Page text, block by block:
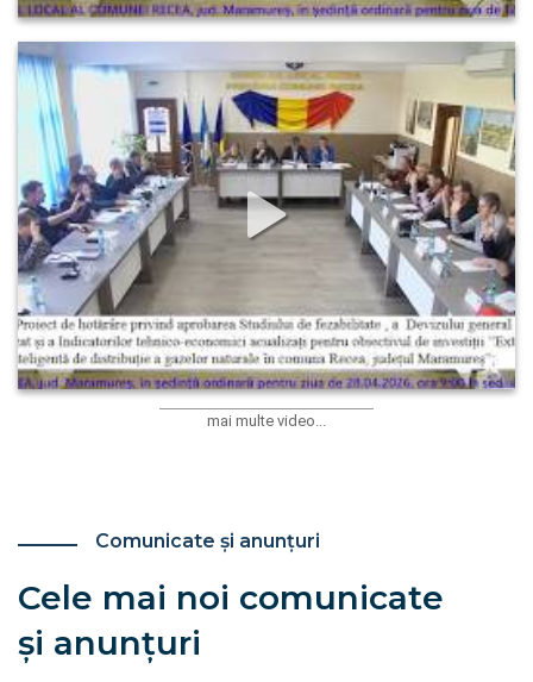
Şedinţa ordinară a Consiliului Local al comunei Recea din
28.04.2026
31
0
0
mai multe video...
Comunicate și anunțuri
Cele mai noi comunicate
şi anunţuri